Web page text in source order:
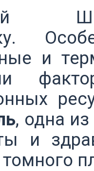
и
, одна
и